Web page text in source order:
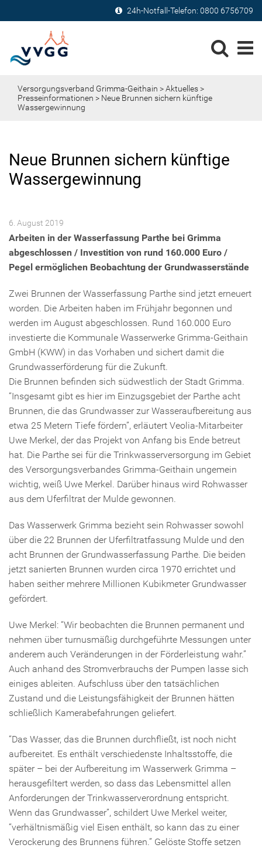
24h-Notfall-Telefon: 0800 6756709
Versorgungsverband Grimma-Geithain >Aktuelles>
Presseinformationen > Neue Brunnen sichern künftige
Wassergewinnung
Neue Brunnen sichern künftige
Wassergewinnung
6. August 2019
Arbeiten in der Wasserfassung Parthe bei Grimma
abgeschlossen / Investition von rund 160.000 Euro /
Pegel ermöglichen Beobachtung der Grundwasserstände
Zwei Brunnen der Wasserfassung Parthe sind jetzt erneuert
worden. Die Arbeiten haben im Frühjahr begonnen und
werden im August abgeschlossen. Rund 160.000 Euro
investierte die Kommunale Wasserwerke Grimma-Geithain
GmbH (KWW) in das Vorhaben und sichert damit die
Grundwasserförderung für die Zukunft.
Die Brunnen befinden sich südwestlich der Stadt Grimma.
“Insgesamt gibt es hier im Einzugsgebiet der Parthe acht
Brunnen, die das Grundwasser zur Wasseraufbereitung aus
etwa 25 Metern Tiefe fördern”, erläutert Veolia-Mitarbeiter
Uwe Merkel, der das Projekt von Anfang bis Ende betreut
hat. Die Parthe sei für die Trinkwasserversorgung im Gebiet
des Versorgungsverbandes Grimma-Geithain ungemein
wichtig, weiß Uwe Merkel. Darüber hinaus wird Rohwasser
aus dem Uferfiltrat der Mulde gewonnen.
Das Wasserwerk Grimma bezieht sein Rohwasser sowohl
über die 22 Brunnen der Uferfiltratfassung Mulde und den
acht Brunnen der Grundwasserfassung Parthe. Die beiden
jetzt sanierten Brunnen wurden circa 1970 errichtet und
haben seither mehrere Millionen Kubikmeter Grundwasser
gefördert.
Uwe Merkel: “Wir beobachten die Brunnen permanent und
nehmen über turnusmäßig durchgeführte Messungen unter
anderem auch Veränderungen in der Förderleistung wahr.”
Auch anhand des Stromverbrauchs der Pumpen lasse sich
einiges ableiten. Aufschluss über den tatsächlichen
Zustand und die Leistungsfähigkeit der Brunnen hätten
schließlich Kamerabefahrungen geliefert.
“Das Wasser, das die Brunnen durchfließt, ist noch nicht
aufbereitet. Es enthält verschiedenste Inhaltsstoffe, die
später – bei der Aufbereitung im Wasserwerk Grimma –
herausgefiltert werden, so dass das Lebensmittel allen
Anforderungen der Trinkwasserverordnung entspricht.
Wenn das Grundwasser”, schildert Uwe Merkel weiter,
“verhältnismäßig viel Eisen enthält, so kann das zu einer
Verockerung des Brunnens führen.” Gelöste Stoffe setzen